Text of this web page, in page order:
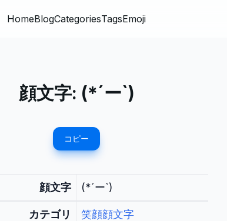
HomeBlogCategoriesTagsEmoji
顔文字: (*´ー`)
コピー
顔文字 (*´ー`)
カテゴリ
笑顔顔文字